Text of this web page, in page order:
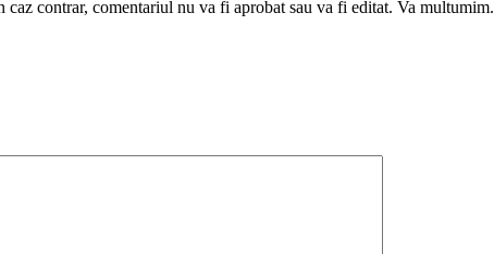
contrar, comentariul nu va fi aprobat sau va fi editat. Va multumim.